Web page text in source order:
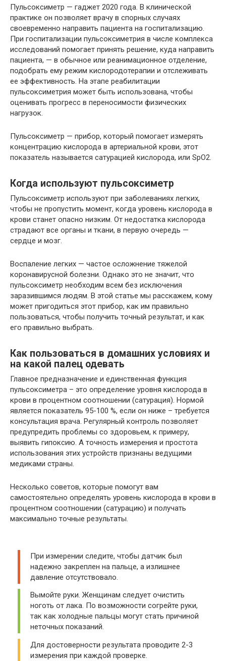
Пульсоксиметр — гаджет 2020 года. В клинической
практике он позволяет врачу в спорных случаях
своевременно направить пациента на госпитализацию.
При госпитализации пульсоксиметрия в числе комплекса
исследований помогает принять решение, куда направить
пациента, — в обычное или реанимационное отделение,
подобрать ему режим кислородотерапии и отслеживать
ее эффективность. На этапе реабилитации
пульсоксиметрия может быть использована, чтобы
оценивать прогресс в переносимости физических
нагрузок.
Пульсоксиметр — прибор, который помогает измерять
концентрацию кислорода в артериальной крови, этот
показатель называется сатурацией кислорода, или SpO2.
Когда используют пульсоксиметр
Пульсоксиметр используют при заболеваниях легких,
чтобы не пропустить момент, когда уровень кислорода в
крови станет опасно низким. От недостатка кислорода
страдают все органы и ткани, в первую очередь —
сердце и мозг.
Воспаление легких — частое осложнение тяжелой
коронавирусной болезни. Однако это не значит, что
пульсоксиметр необходим всем без исключения
заразившимся людям. В этой статье мы расскажем, кому
может пригодиться этот прибор, как им правильно
пользоваться, чтобы получить точный результат, и как
его правильно выбрать.
Как пользоваться в домашних условиях и
на какой палец одевать
Главное предназначение и единственная функция
пульсоксиметра – это определение уровня кислорода в
крови в процентном соотношении (сатурация). Нормой
является показатель 95-100 %, если он ниже – требуется
консультация врача. Регулярный контроль позволяет
предупредить проблемы со здоровьем, к примеру,
выявить гипоксию. А точность измерения и простота
использования этих устройств признаны ведущими
медиками страны.
Несколько советов, которые помогут вам
самостоятельно определять уровень кислорода в крови в
процентном соотношении (сатурацию) и получать
максимально точные результаты.
При измерении следите, чтобы датчик был
надежно закреплен на пальце, а излишнее
давление отсутствовало.
Вымойте руки. Женщинам следует очистить
ноготь от лака. По возможности согрейте руки,
так как холодные пальцы могут стать причиной
неточных показаний.
Для достоверности результата проводите 2-3
измерения при каждой проверке.